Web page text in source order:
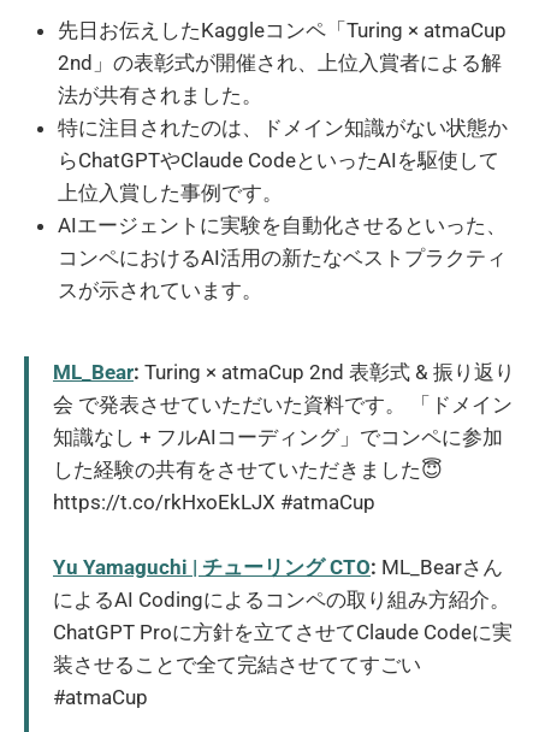
先日お伝えしたKaggleコンペ「Turing × atmaCup
2nd」の表彰式が開催され、上位入賞者による解
法が共有されました。
特に注目されたのは、ドメイン知識がない状態か
らChatGPTやClaude CodeといったAIを駆使して
上位入賞した事例です。
AIエージェントに実験を自動化させるといった、
コンペにおけるAI活用の新たなベストプラクティ
スが示されています。
ML_Bear: Turing × atmaCup 2nd 表彰式 & 振り返り
会 で発表させていただいた資料です。 「ドメイン
知識なし + フルAIコーディング」でコンペに参加
した経験の共有をさせていただきました😇
https://t.co/rkHxoEkLJX #atmaCup
Yu Yamaguchi | チューリング CTO: ML_Bearさん
によるAI Codingによるコンペの取り組み方紹介。
ChatGPT Proに方針を立てさせてClaude Codeに実
装させることで全て完結させててすごい
#atmaCup